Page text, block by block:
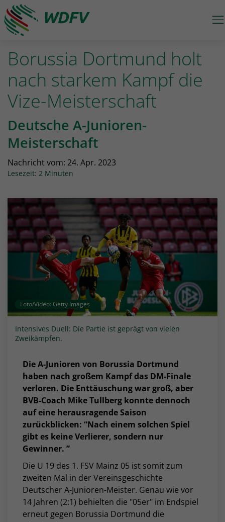
Logo: wdfv führt zur Starseite
Borussia Dortmund holt
nach starkem Kampf die
Vize-Meisterschaft
Deutsche A-Junioren-
Meisterschaft
Nachricht vom: 24. Apr. 2023
Lesezeit: 2 Minuten
Foto/Video: Getty Images
Intensives Duell: Die Partie ist geprägt von vielen
Zweikämpfen.
Die A-Junioren von Borussia Dortmund
haben nach großem Kampf das DM-Finale
verloren. Die Enttäuschung war groß, aber
BVB-Coach Mike Tullberg konnte dennoch
auf eine herausragende Saison
zurückblicken: “Nach einem solchen Spiel
gibt es keine Verlierer, sondern nur
Gewinner. ”
Die U 19 des 1. FSV Mainz 05 ist somit zum
zweiten Mal in der Vereinsgeschichte
Deutscher A-Junioren-Meister. Genau wie vor
14 Jahren (2:1) behielten die "05er" im Endspiel
erneut gegen Borussia Dortmund die